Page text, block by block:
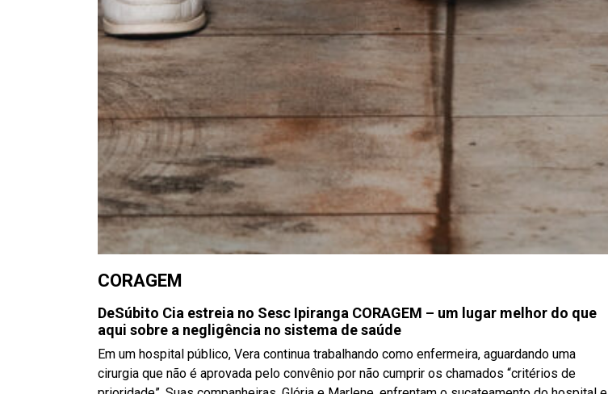
CORAGEM
DeSúbito Cia estreia no Sesc Ipiranga CORAGEM – um lugar melhor do que
aqui sobre a negligência no sistema de saúde
Em um hospital público, Vera continua trabalhando como enfermeira, aguardando uma
cirurgia que não é aprovada pelo convênio por não cumprir os chamados “critérios de